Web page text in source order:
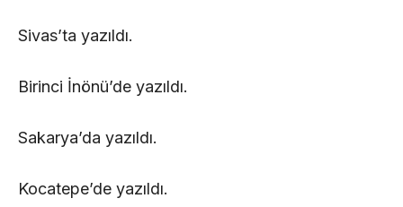
Sivas’ta yazıldı.
Birinci İnönü’de yazıldı.
Sakarya’da yazıldı.
Kocatepe’de yazıldı.